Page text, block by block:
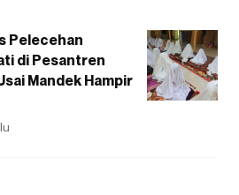
Pelecehan
di Pesantren
Mandek Hampir